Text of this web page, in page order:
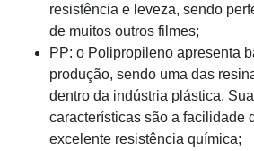
resistência e leveza, sendo
de muitos outros filmes;
PP: o Polipropileno apresenta
produção, sendo uma das
dentro da indústria plástica.
características são a facilidade
excelente resistência química;